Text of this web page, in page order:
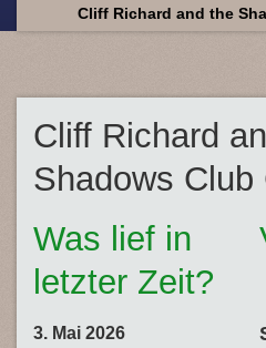
Cliff Richard and the
Cliff Richard
Shadows Club
Was lief in
letzter Zeit?
3. Mai 2026